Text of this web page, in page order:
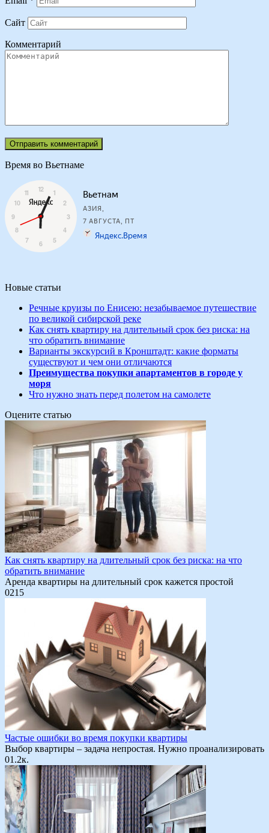
Сайт
Комментарий
Время во Вьетнаме
Новые статьи
Речные круизы по Енисею: незабываемое путешествие
по великой сибирской реке
Как снять квартиру на длительный срок без риска: на
что обратить внимание
Варианты экскурсий в Кронштадт: какие форматы
существуют и чем они отличаются
Преимущества покупки апартаментов в городе у
моря
Что нужно знать перед полетом на самолете
Оцените статью
Как снять квартиру на длительный срок без риска: на что
обратить внимание
Аренда квартиры на длительный срок кажется простой
0215
Частые ошибки во время покупки квартиры
Выбор квартиры – задача непростая. Нужно проанализировать
01.2к.